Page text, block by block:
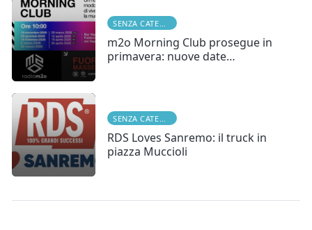
m2o Morning Club prosegue in
primavera: nuove date…
RDS Loves Sanremo: il truck in
piazza Muccioli